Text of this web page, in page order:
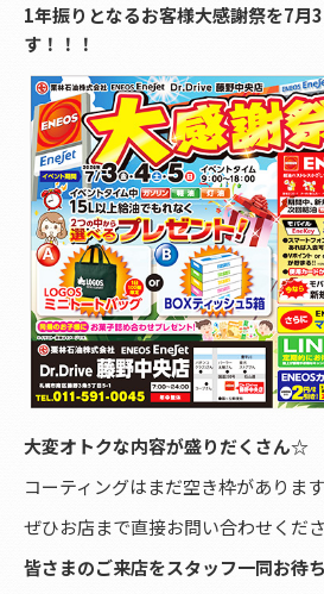
1年振りとなるお客様大感謝祭を7月
す！！！
大変オトクな内容が盛りだくさん☆
コーティングはまだ空き枠がありま
ぜひお店まで直接お問い合わせくだ
皆さまのご来店をスタッフ一同お